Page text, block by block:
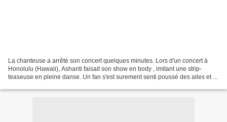
La chanteuse a arrêté son concert quelques minutes. Lors d'un concert à
Honolulu (Hawaii), Ashanti faisait son show en body , imitant une strip-
teaseuse en pleine danse. Un fan s'est surement senti poussé des ailes et a